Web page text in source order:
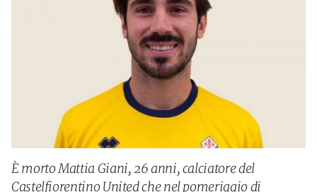
È morto Mattia Giani, 26 anni, calciatore del
Castelfiorentino United che nel pomeriggio di